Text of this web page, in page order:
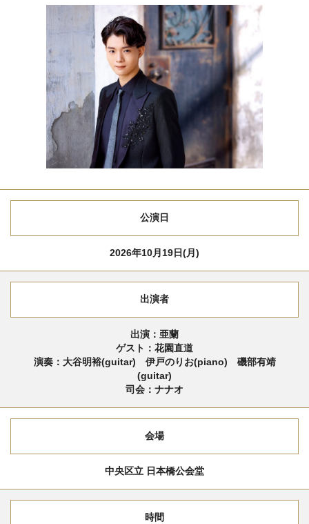
公演日
2026年10月19日(月)
出演者
出演：亜蘭
ゲスト：花園直道
演奏：大谷明裕(guitar) 伊戸のりお(piano) 磯部有靖
(guitar)
司会：ナナオ
会場
中央区立 日本橋公会堂
時間